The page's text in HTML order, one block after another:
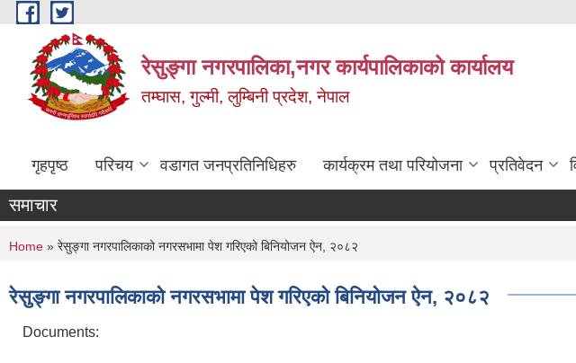
Skip to main content
रेसुङ्गा नगरपालिका,नगर कार्यपालिकाको कार्यालय
तम्घास, गुल्मी, लुम्बिनी प्रदेश, नेपाल
गृहपृष्ठ परिचय वडागत जनप्रतिनिधिहरु कार्यक्रम तथा परियोजना प्रतिवेदन
समाचार
You are here
Home » रेसुङ्गा नगरपालिकाको नगरसभामा पेश गरिएको बिनियोजन ऐन, २०८२
रेसुङ्गा नगरपालिकाको नगरसभामा पेश गरिएको बिनियोजन ऐन, २०८२
Documents: